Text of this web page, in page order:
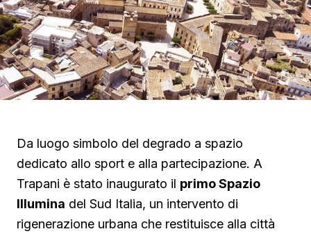
Da luogo simbolo del degrado a spazio
dedicato allo sport e alla partecipazione. A
Trapani è stato inaugurato il primo Spazio
Illumina del Sud Italia, un intervento di
rigenerazione urbana che restituisce alla città